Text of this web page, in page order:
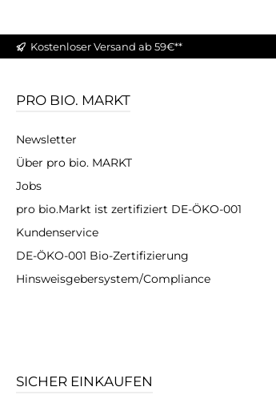
Kostenloser Versand ab 59€**
PRO BIO. MARKT
Newsletter
Über pro bio. MARKT
Jobs
pro bio.Markt ist zertifiziert DE-ÖKO-001
Kundenservice
DE-ÖKO-001 Bio-Zertifizierung
Hinsweisgebersystem/Compliance
SICHER EINKAUFEN